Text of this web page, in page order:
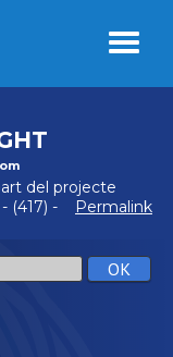
del projecte
- (417) -
Permalink